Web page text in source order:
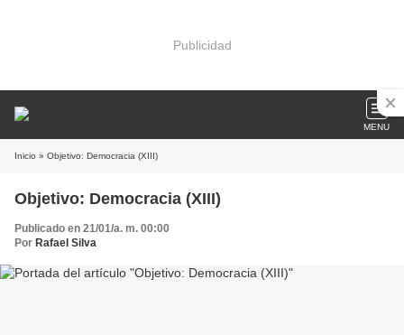
Publicidad
MENU
Inicio » Objetivo: Democracia (XIII)
Objetivo: Democracia (XIII)
Publicado en 21/01/a. m. 00:00
Por Rafael Silva